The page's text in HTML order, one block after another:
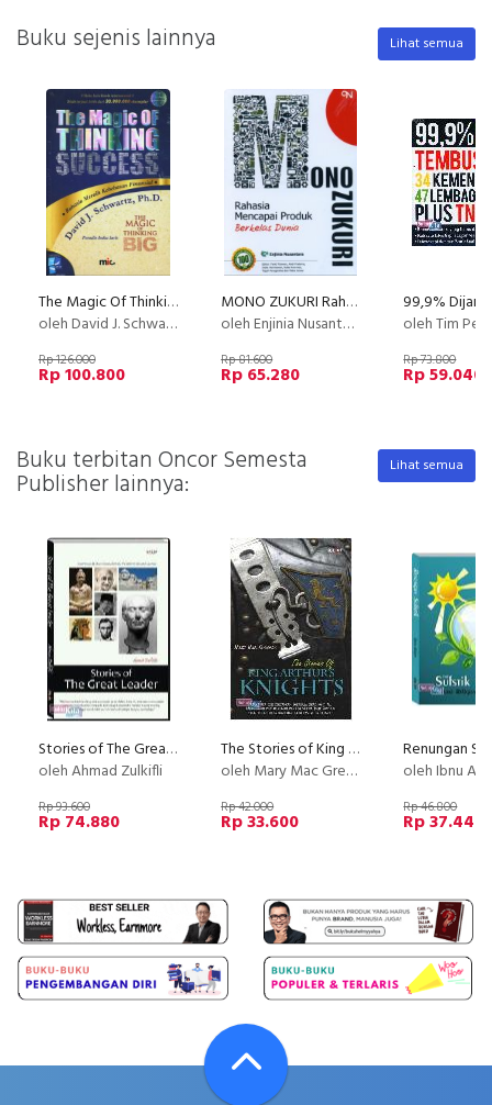
Buku sejenis lainnya Lihat semua
The Magic Of Thinking Success
oleh David J. Schwartz, Ph.D.
Rp 126.000
Rp 100.800
MONO ZUKURI Rahasia Mencapai Produk Berkelas Dunia
oleh Enjinia Nusantara
Rp 81.600
Rp 65.280
oleh Tim
Rp 73.800
Rp 59.040
Buku terbitan Oncor Semesta
Publisher lainnya:
Lihat semua
Stories of The Great Leader
oleh Ahmad Zulkifli
Rp 93.600
Rp 74.880
The Stories of King Arthur's Knights
oleh Mary Mac Gregor
Rp 42.000
Rp 33.600
oleh Ibnu
Rp 46.800
Rp 37.440